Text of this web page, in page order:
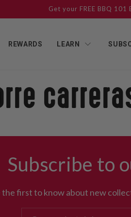
Get your FREE BBQ 101
REWARDS LEARN
Subscribe to
the first to know about new